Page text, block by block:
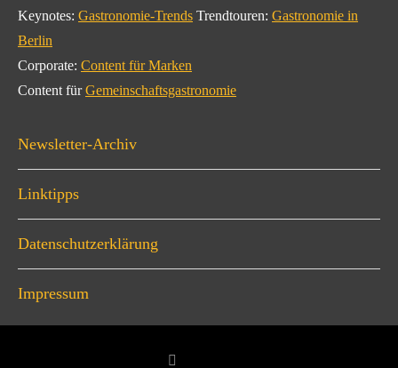
Keynotes: Gastronomie-Trends Trendtouren: Gastronomie in
Berlin
Corporate: Content für Marken
Content fürGemeinschaftsgastronomie
Newsletter-Archiv
Linktipps
Datenschutzerklärung
Impressum